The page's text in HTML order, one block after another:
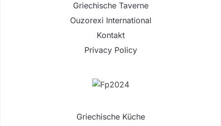
Griechische Taverne
Ouzorexi International
Kontakt
Privacy Policy
Griechische Küche